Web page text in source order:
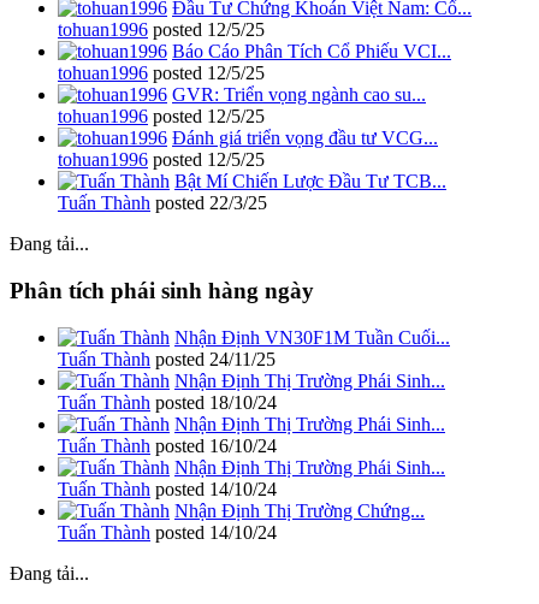
Đầu Tư Chứng Khoán Việt Nam: Cổ...
tohuan1996 posted 12/5/25
Báo Cáo Phân Tích Cổ Phiếu VCI...
tohuan1996 posted 12/5/25
GVR: Triển vọng ngành cao su...
tohuan1996 posted 12/5/25
Đánh giá triển vọng đầu tư VCG...
tohuan1996 posted 12/5/25
Bật Mí Chiến Lược Đầu Tư TCB...
Tuấn Thành posted 22/3/25
Đang tải...
Phân tích phái sinh hàng ngày
Nhận Định VN30F1M Tuần Cuối...
Tuấn Thành posted 24/11/25
Nhận Định Thị Trường Phái Sinh...
Tuấn Thành posted 18/10/24
Nhận Định Thị Trường Phái Sinh...
Tuấn Thành posted 16/10/24
Nhận Định Thị Trường Phái Sinh...
Tuấn Thành posted 14/10/24
Nhận Định Thị Trường Chứng...
Tuấn Thành posted 14/10/24
Đang tải...